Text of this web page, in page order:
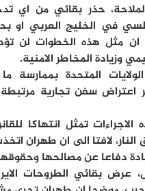
حذر بقائي من اي
في الخليج العربي او
ان مثل هذه الخطوات لن
وزيادة المخاطر الامنية.
المتحدة بممارسة
اعتراض سفن تجارية
تمثل انتهاكا
لافتا الى ان طهران
دفاعا عن مصالحها
عرض بقائي الطروحات